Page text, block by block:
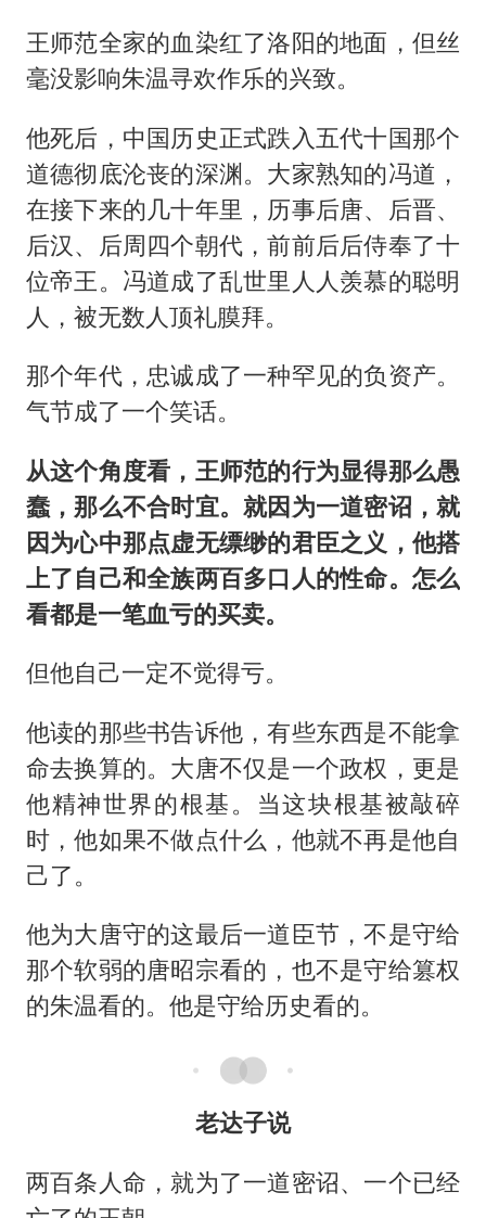
王师范全家的血染红了洛阳的地面，但丝
毫没影响朱温寻欢作乐的兴致。
他死后，中国历史正式跌入五代十国那个
道德彻底沦丧的深渊。大家熟知的冯道，
在接下来的几十年里，历事后唐、后晋、
后汉、后周四个朝代，前前后后侍奉了十
位帝王。冯道成了乱世里人人羡慕的聪明
人，被无数人顶礼膜拜。
那个年代，忠诚成了一种罕见的负资产。
气节成了一个笑话。
从这个角度看，王师范的行为显得那么愚
蠢，那么不合时宜。就因为一道密诏，就
因为心中那点虚无缥缈的君臣之义，他搭
上了自己和全族两百多口人的性命。怎么
看都是一笔血亏的买卖。
但他自己一定不觉得亏。
他读的那些书告诉他，有些东西是不能拿
命去换算的。大唐不仅是一个政权，更是
他精神世界的根基。当这块根基被敲碎
时，他如果不做点什么，他就不再是他自
己了。
他为大唐守的这最后一道臣节，不是守给
那个软弱的唐昭宗看的，也不是守给篡权
的朱温看的。他是守给历史看的。
老达子说
两百条人命，就为了一道密诏、一个已经